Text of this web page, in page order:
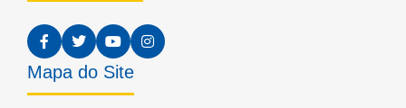
Mapa do Site